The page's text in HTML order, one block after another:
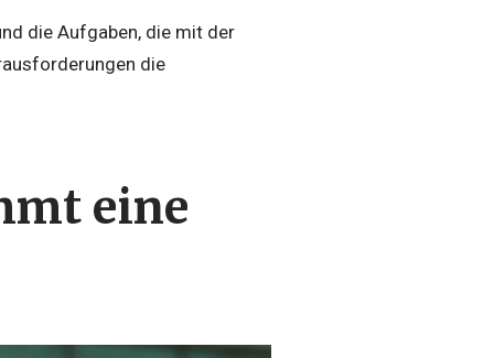
die Aufgaben, die mit der
die
eine